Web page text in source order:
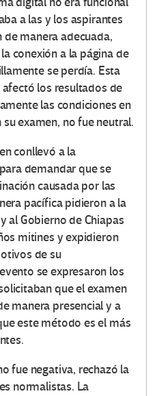
a las y los aspirantes
manera adecuada,
conexión a la página de
se perdía. Esta
los resultados de
las condiciones en
examen, no fue neutral.
conllevó a la
demandar que se
causada por las
pacífica pidieron a la
al Gobierno de Chiapas
mitines y expidieron
de su
se expresaron los
que el examen
manera presencial y a
este método es el más
fue negativa, rechazó la
normalistas. La